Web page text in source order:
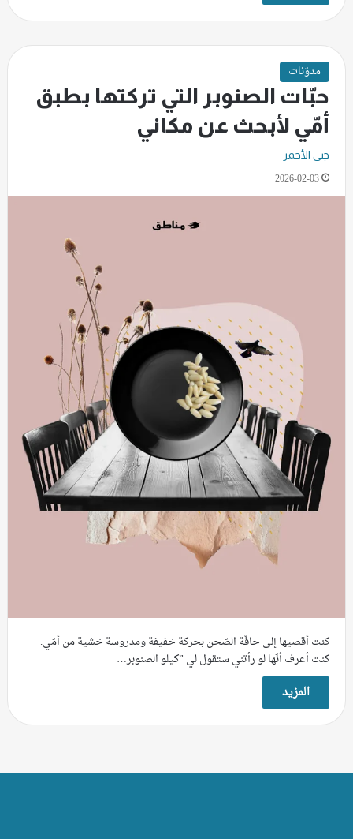
مدوّنات
حبّات الصنوبر التي تركتها بطبق
أمّي لأبحث عن مكاني
جنى الأحمر
2026-02-03
كنت أقصيها إلى حافّة الصّحن بحركة خفيفة ومدروسة خشية من أمّي.
كنت أعرف أنّها لو رأتني ستقول لي ”كيلو الصنوبر…
المزيد